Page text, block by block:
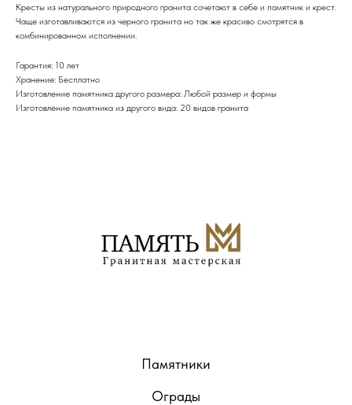
Кресты из натурального природного гранита сочетают в себе и памятник и крест.
Чаще изготавливаются из черного гранита но так же красиво смотрятся в
комбинированном исполнении.
Гарантия: 10 лет
Хранение: Бесплатно
Изготовление памятника другого размера: Любой размер и формы
Изготовление памятника из другого вида: 20 видов гранита
Памятники
Ограды